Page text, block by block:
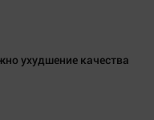
ухудшение качества